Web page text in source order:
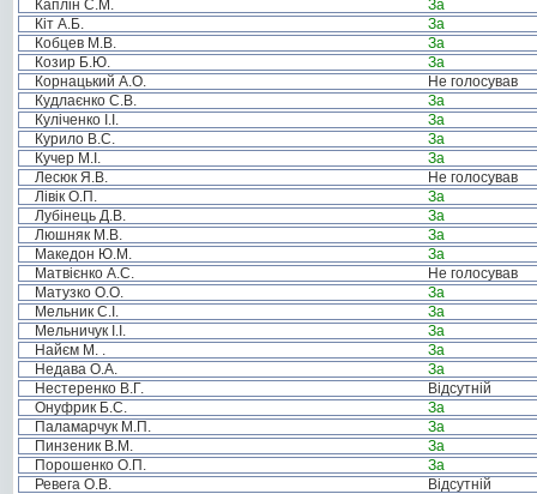
Каплін С.М.
За
Кіт А.Б.
За
Кобцев М.В.
За
Козир Б.Ю.
За
Корнацький А.О.
Не голосував
Кудлаєнко С.В.
За
Куліченко І.І.
За
Курило В.С.
За
Кучер М.І.
За
Лесюк Я.В.
Не голосував
Лівік О.П.
За
Лубінець Д.В.
За
Люшняк М.В.
За
Македон Ю.М.
За
Матвієнко А.С.
Не голосував
Матузко О.О.
За
Мельник С.І.
За
Мельничук І.І.
За
Найєм М. .
За
Недава О.А.
За
Нестеренко В.Г.
Відсутній
Онуфрик Б.С.
За
Паламарчук М.П.
За
Пинзеник В.М.
За
Порошенко О.П.
За
Ревега О.В.
Відсутній